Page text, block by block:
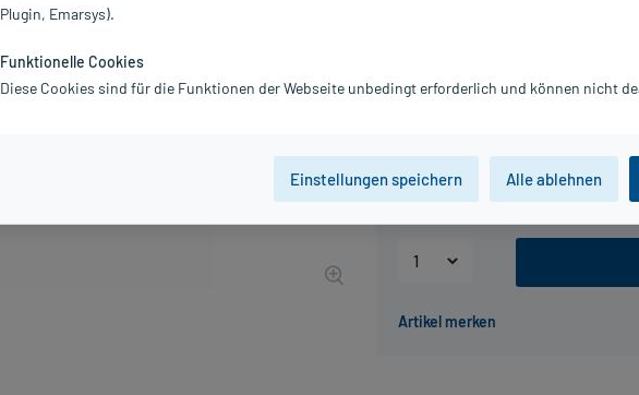
Grundpreis: 711,40 € / l
50 ml 200 ml
Plugin, Emarsys).
Funktionelle Cookies
Diese Cookies sind für die Funktionen der Webseite unbedingt erforderlich und können nicht
Einstellungen speichern Alle ablehnen